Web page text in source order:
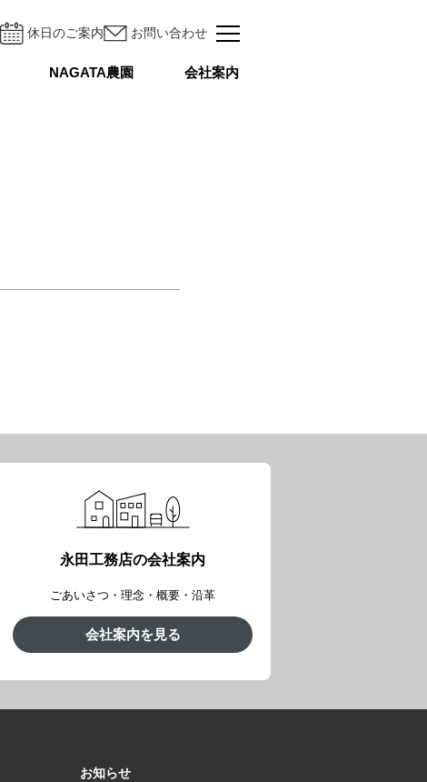
休日のご案内 お問い合わせ
NAGATA農園 会社案内
永田工務店の会社案内
ごあいさつ・理念・概要・沿革
会社案内を見る
お知らせ